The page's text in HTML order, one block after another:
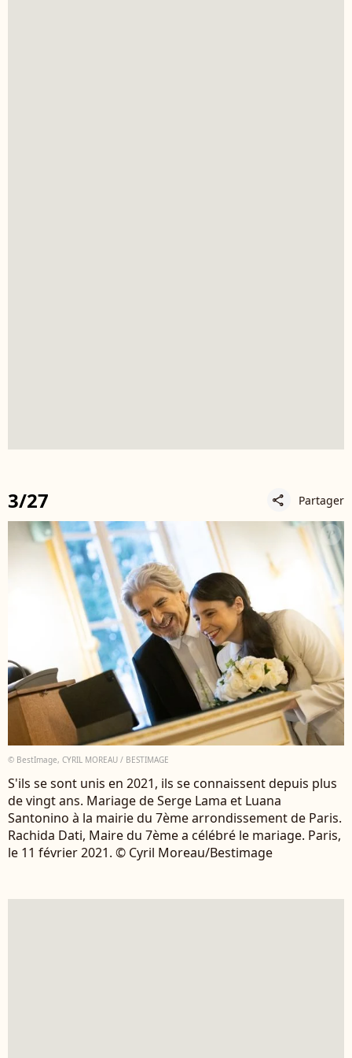
3/27 share Partager
© BestImage, CYRIL MOREAU / BESTIMAGE
S'ils se sont unis en 2021, ils se connaissent depuis plus
de vingt ans. Mariage de Serge Lama et Luana
Santonino à la mairie du 7ème arrondissement de Paris.
Rachida Dati, Maire du 7ème a célébré le mariage. Paris,
le 11 février 2021. © Cyril Moreau/Bestimage